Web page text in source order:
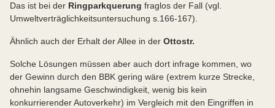
Das ist bei der Ringparkquerung fraglos der Fall (vgl.
Umweltverträglichkeitsuntersuchung s.166-167).
Ähnlich auch der Erhalt der Allee in der Ottostr.
Solche Lösungen müssen aber auch dort infrage kommen, wo
der Gewinn durch den BBK gering wäre (extrem kurze Strecke,
ohnehin langsame Geschwindigkeit, wenig bis kein
konkurrierender Autoverkehr) im Vergleich mit den Eingriffen in